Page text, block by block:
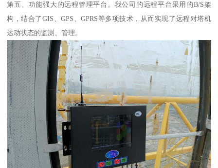
第五、功能强大的远程管理平台。我公司的远程平台采用的B/S架
构，结合了GIS、GPS、GPRS等多项技术，从而实现了远程对塔机
运动状态的监测、管理。